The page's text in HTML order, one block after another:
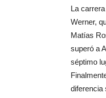
La
Werner,
Matías
superó a
séptimo
diferencia